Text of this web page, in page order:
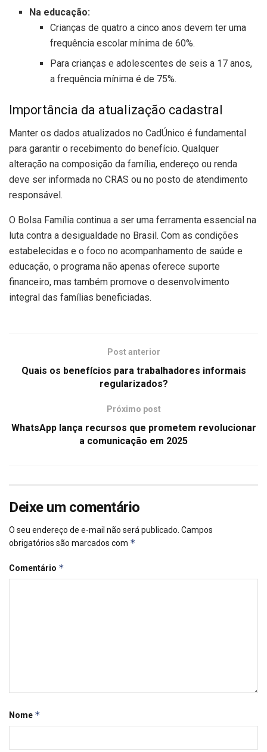
Na educação:
Crianças de quatro a cinco anos devem ter uma
frequência escolar mínima de 60%.
Para crianças e adolescentes de seis a 17 anos,
a frequência mínima é de 75%.
Importância da atualização cadastral
Manter os dados atualizados no CadÚnico é fundamental
para garantir o recebimento do benefício. Qualquer
alteração na composição da família, endereço ou renda
deve ser informada no CRAS ou no posto de atendimento
responsável.
O Bolsa Família continua a ser uma ferramenta essencial na
luta contra a desigualdade no Brasil. Com as condições
estabelecidas e o foco no acompanhamento de saúde e
educação, o programa não apenas oferece suporte
financeiro, mas também promove o desenvolvimento
integral das famílias beneficiadas.
Post anterior
Quais os benefícios para trabalhadores informais
regularizados?
Próximo post
WhatsApp lança recursos que prometem revolucionar
a comunicação em 2025
Deixe um comentário
O seu endereço de e-mail não será publicado. Campos
obrigatórios são marcados com *
Comentário *
Nome *